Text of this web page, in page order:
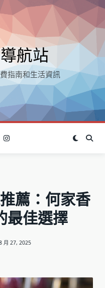
航站
指南和生活資訊
薦：何家香
最佳選擇
月 27, 2025